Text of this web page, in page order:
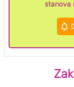
stanova